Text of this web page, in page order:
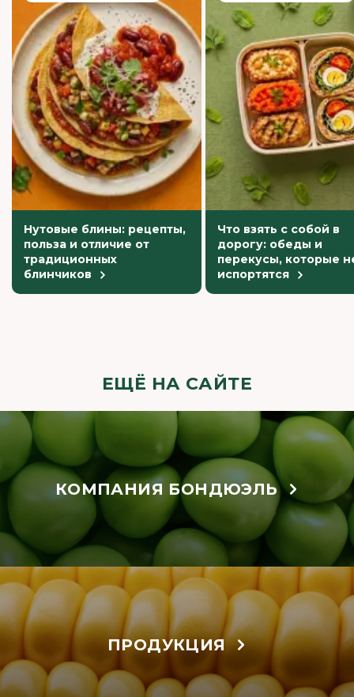
Нутовые блины: рецепты,
польза и отличие от
традиционных
блинчиков
Что взять с собой в
дорогу: обеды и
перекусы, которые
испортятся
ЕЩЁ НА САЙТЕ
КОМПАНИЯ БОНДЮЭЛЬ
ПРОДУКЦИЯ